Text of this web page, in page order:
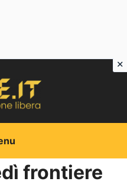
frontiere